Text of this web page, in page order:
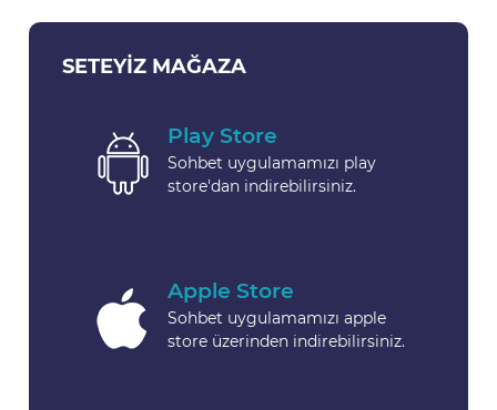
SETEYIZ MAĞAZA
Play Store
Sohbet uygulamamızı play
store'dan indirebilirsiniz.
Apple Store
Sohbet uygulamamızı apple
store üzerinden indirebilirsiniz.